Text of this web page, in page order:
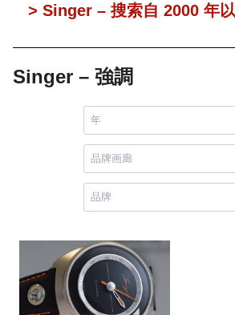
> Singer – 搜索自 2000 年
Singer – 強調